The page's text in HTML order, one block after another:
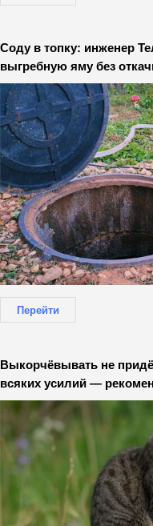
Соду в топку: инженер
выгребную яму без
Перейти
Выкорчёвывать не
всяких усилий —